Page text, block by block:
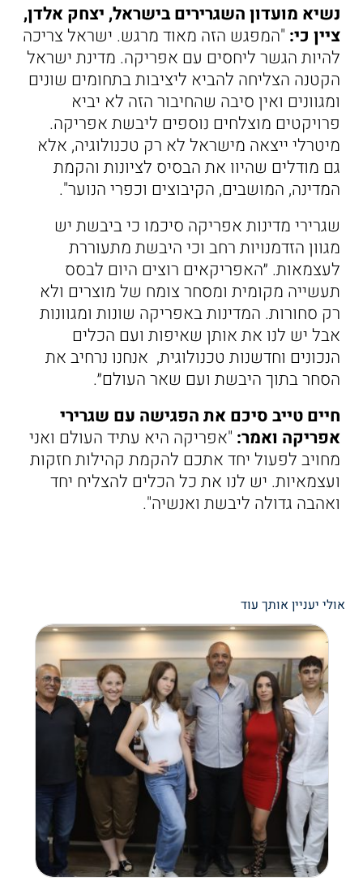
נשיא מועדון השגרירים בישראל, יצחק אלדן,
ציין כי: "המפגש הזה מאוד מרגש. ישראל צריכה
להיות הגשר ליחסים עם אפריקה. מדינת ישראל
הקטנה הצליחה להביא ליציבות בתחומים שונים
ומגוונים ואין סיבה שהחיבור הזה לא יביא
פרויקטים מוצלחים נוספים ליבשת אפריקה.
מיטרלי ייצאה מישראל לא רק טכנולוגיה, אלא
גם מודלים שהיוו את הבסיס לציונות והקמת
המדינה, המושבים, הקיבוצים וכפרי הנוער".
שגרירי מדינות אפריקה סיכמו כי ביבשת יש
מגוון הזדמנויות רחב וכי היבשת מתעוררת
לעצמאות. ״האפריקאים רוצים היום לבסס
תעשייה מקומית ומסחר צומח של מוצרים ולא
רק סחורות. המדינות באפריקה שונות ומגוונות
אבל יש לנו את אותן שאיפות ועם הכלים
הנכונים וחדשנות טכנולוגית, אנחנו נרחיב את
הסחר בתוך היבשת ועם שאר העולם״.
חיים טייב סיכם את הפגישה עם שגרירי
אפריקה ואמר: "אפריקה היא עתיד העולם ואני
מחויב לפעול יחד אתכם להקמת קהילות חזקות
ועצמאיות. יש לנו את כל הכלים להצליח יחד
ואהבה גדולה ליבשת ואנשיה".
אולי יעניין אותך עוד